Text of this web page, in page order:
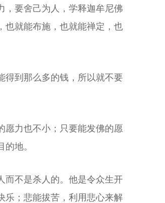
，要舍己为人，学释迦牟尼佛
也就能布施，也就能禅定，也
得到那么多的钱，所以就不要
愿力也不小；只要能发佛的愿
地。
而不是杀人的。他是令众生开
乐；悲能拔苦，利用悲心来解